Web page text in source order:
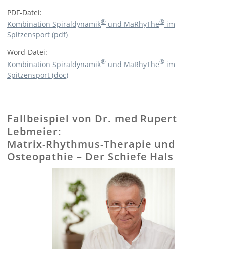
PDF-Datei:
Kombination Spiraldynamik® und MaRhyThe® im
Spitzensport (pdf)
Word-Datei:
Kombination Spiraldynamik® und MaRhyThe® im
Spitzensport (doc)
Fallbeispiel von Dr. med Rupert
Lebmeier:
Matrix-Rhythmus-Therapie und
Osteopathie – Der Schiefe Hals